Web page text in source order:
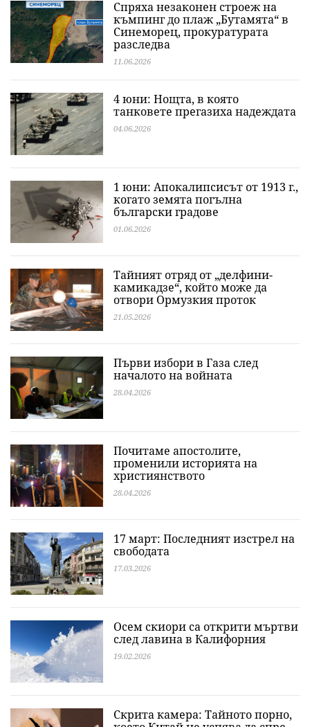
Спряха незаконен строеж на
къмпинг до плаж „Бутамята“ в
Синеморец, прокуратурата
разследва
11.06.2026
4 юни: Нощта, в която
танковете прегазиха надеждата
04.06.2026
1 юни: Апокалипсисът от 1913 г.,
когато земята погълна
български градове
01.06.2026
Тайният отряд от „делфини-
камикадзе“, който може да
отвори Ормузкия проток
21.05.2026
Първи избори в Газа след
началото на войната
28.04.2026
Почитаме апостолите,
променили историята на
християнството
28.04.2026
17 март: Последният изстрел на
свободата
17.03.2026
Осем скиори са открити мъртви
след лавина в Калифорния
19.02.2026
Скрита камера: Тайното порно,